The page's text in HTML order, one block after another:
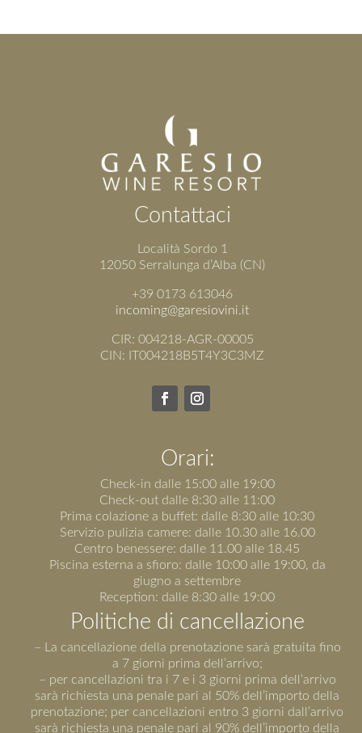
Contattaci
Località Sordo 1
12050 Serralunga d’Alba (CN)
+39 0173 613046
incoming@garesiovini.it
CIR: 004218-AGR-00005
CIN: IT004218B5T4Y3C3MZ
Orari:
Check-in dalle 15:00 alle 19:00
Check-out dalle 8:30 alle 11:00
Prima colazione a buffet: dalle 8:30 alle 10:30
Servizio pulizia camere: dalle 10.30 alle 16.00
Centro benessere: dalle 11.00 alle 18.45
Piscina esterna a sfioro: dalle 10:00 alle 19:00, da
giugno a settembre
Reception: dalle 8:30 alle 19:00
Politiche di cancellazione
– La cancellazione della prenotazione sarà gratuita fino
a 7 giorni prima dell’arrivo;
– per cancellazioni tra i 7 e i 3 giorni prima dell’arrivo
sarà richiesta una penale pari al 50% dell’importo della
prenotazione; per cancellazioni entro 3 giorni dall’arrivo
sarà richiesta una penale pari al 90% dell’importo della